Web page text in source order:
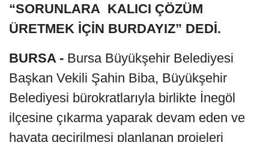
“SORUNLARA KALICI ÇÖZÜM
ÜRETMEK İÇİN BURDAYIZ” DEDİ.
BURSA - Bursa Büyükşehir Belediyesi
Başkan Vekili Şahin Biba, Büyükşehir
Belediyesi bürokratlarıyla birlikte İnegöl
ilçesine çıkarma yaparak devam eden ve
hayata geçirilmesi planlanan projeleri